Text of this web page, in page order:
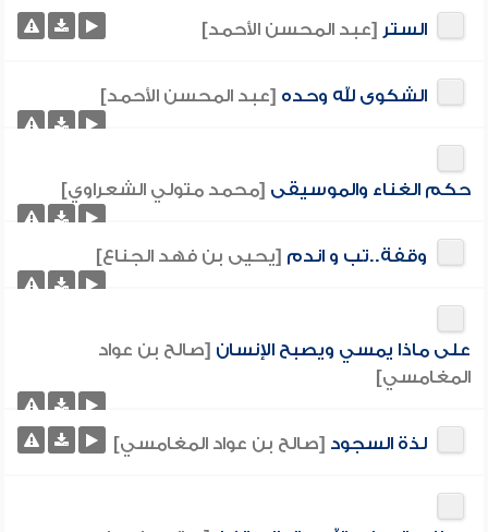
الستر [عبد المحسن الأحمد]
الشكوى لله وحده [عبد المحسن الأحمد]
حكم الغناء والموسيقى [محمد متولي الشعراوي]
وقفة..تب و اندم [يحيى بن فهد الجناع]
على ماذا يمسي ويصبح الإنسان [صالح بن عواد
المغامسي]
لذة السجود [صالح بن عواد المغامسي]